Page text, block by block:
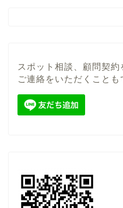
スポット相談、顧問契
ご連絡をいただくことも